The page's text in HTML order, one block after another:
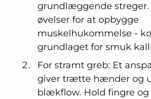
grundlæggende streger.
øvelser for at opbygge
muskelhukommelse -
grundlaget for smuk
For stramt greb: Et
giver trætte hænder og
blækflow. Hold fingre og